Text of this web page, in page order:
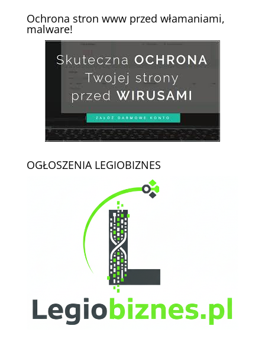
Ochrona stron www przed włamaniami,
malware!
OGŁOSZENIA LEGIOBIZNES